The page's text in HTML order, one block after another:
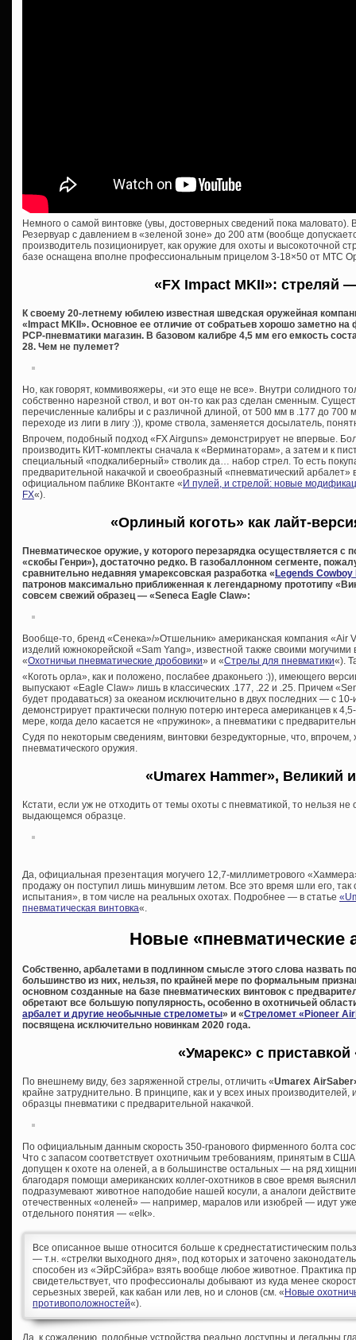
Немного о самой винтовке (увы, достоверных сведений пока маловато).
Резервуар с давлением в «зеленой зоне» до 200 атм (вообще
производитель позиционирует, как оружие для охоты и высокоточной
базе оснащена вполне профессиональным прицелом 3-18×50 от MTC
«FX Impact MKII»: стреляй
К своему 20-летнему юбилею известная шведская оружейная
«Impact MKII». Основное ее отличие от собратьев хорошо заметно
PCP-пневматики магазин. В базовом калибре 4,5 мм его емкость
28. Чем не пулемет?
Но, как говорят, коммивояжеры, «и это еще не все». Внутри солидного
собственно нарезной ствол, и вот он-то как раз сделан сменным.
перечисленные калибры и с различной длиной, от 500 мм в .177 до 700
переходе из лиги в лигу :)), кроме ствола, заменяется досылатель,
Впрочем, подобный подход «FX Airguns» демонстрирует не впервые.
производить КИТ-комплекты сначала к «Верминаторам», а затем и к
специальный «подкалиберный» стволик да… набор стрел. То есть
предварительной накачкой и своеобразный «пневматический
официальном паблике ВКонтакте « И пулей, и стрелой: новые
FX«).
«Орлиный коготь» как лайт-
Пневматическое оружие, у которого перезарядка осуществляется
«скобы Генри»), достаточно редко. В газобаллонном сегменте,
сравнительно недавняя умарексовская разработка « Legends Cowboy
патронов максимально приближенная к легендарному прототипу
совсем свежий образец — «Seneca Eagle Claw»:
Вообще-то, бренд «Сенека»/»Отшельник» американская компания «Air
изделий южнокорейской «Sam Yang», известной также своими
«Охотничьи пневматические дробовики» и «Стрелы для пневматики«).
«Коготь орла», как и положено, послабее драконьего :)), имеющего
выпускают «Eagle Claw» лишь в классических .177, .22 и .25. Причем
будет продаваться) за океаном исключительно в двух последних — с
демонстрирует практически полную потерю интереса американцев к
мере, когда дело касается не «пружинок», а пневматики с
Судя по некоторым сведениям, винтовки безредукторные, что, впрочем,
пневматического оружия.
«Umarex Hammer», Великий
Кстати, если уж не отходить от темы охоты с пневматикой, то нельзя
выдающемся образце.
Да, официальная презентация могучего 12,7-миллиметрового
продажу он поступил лишь минувшим летом. Все это время шли его, так
испытания», в том числе на реальных охотах. Подробнее — в статье
пневматическая винтовка«.
Новые «пневматические
Собственно, арбалетами в подлинном смысле этого слова назвать
большинство из них, нельзя, по крайней мере по формальным
основном созданные на базе пневматических винтовок с
обретают все большую популярность, особенно в охотничьей
арбалет и другие необычные стрелометы» и «Стреломет «Pioneer
посвящена исключительно новинкам 2020 года.
«Умарекс» с приставкой
По внешнему виду, без заряженной стрелы, отличить «Umarex
крайне затруднительно. В принципе, как и у всех иных производителей,
образцы пневматики с предварительной накачкой.
По официальным данным скорость 350-гранового фирменного болта
Что с запасом соответствует охотничьим требованиям, принятым в
допущен к охоте на оленей, а в большинстве остальных — на ряд
благодаря помощи американских коллег-охотников в свое время
подразумевают животное наподобие нашей косули, а аналоги
отечественных «оленей» — например, маралов или изюбрей — идут уже
отдельного понятия — «elk».
Все описанное выше относится больше к среднестатистическим
— т.н. «стрелки выходного дня», под которых и заточено
способен из «ЭйрСэйбра» взять вообще любое животное. Практика
свидетельствует, что профессионалы добывают из куда менее
серьезных зверей, как кабан или лев, но и слонов (см. «Новые
противоположностей«).
Да, к сожалению, подобные устройства реально доступны и легальны